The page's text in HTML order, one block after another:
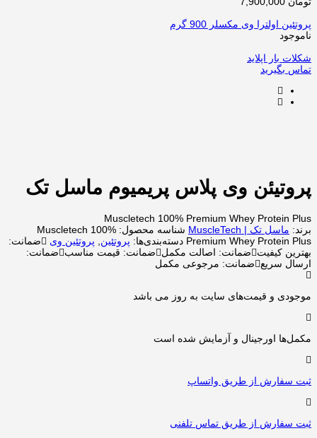
پروتئین اولترا وی مکسلر 900 گرم
ناموجود
شکلات بار اپلاید
تماس بگیرید
پروتیئن وی پلاس پریمیوم ماسل تک
Muscletech 100% Premium Whey Protein Plus
برند: ماسل تک | MuscleTech شناسه محصول: Muscletech 100%
Premium Whey Protein Plus دسته‌بندی‌ها: پروتئین پروتئین وی
ضمانت:
بهترین کیفیت
ضمانت: اصالت مکمل ضمانت: قیمت مناسب
ضمانت:
ارسال سریع
ضمانت: مرجوعی مکمل
موجودی و قیمت‌های سایت به روز می باشد
مکمل‌ها اورجینال و آزمایش شده است
ثبت سفارش از طریق واتساپ
ثبت سفارش از طریق تماس تلفنی